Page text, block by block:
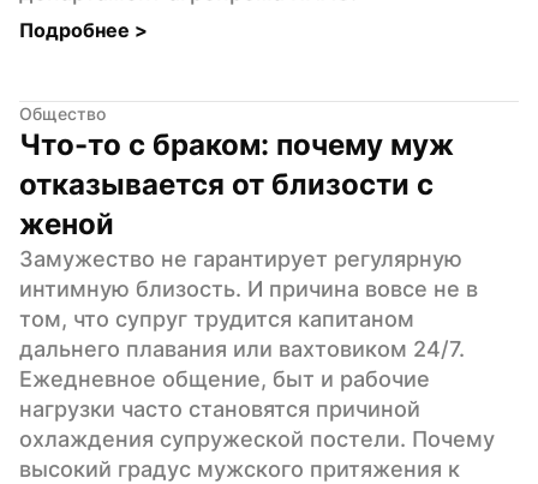
Подробнее >
Общество
Что-то с браком: почему муж
отказывается от близости с
женой
Замужество не гарантирует регулярную
интимную близость. И причина вовсе не в
том, что супруг трудится капитаном
дальнего плавания или вахтовиком 24/7.
Ежедневное общение, быт и рабочие
нагрузки часто становятся причиной
охлаждения супружеской постели. Почему
высокий градус мужского притяжения к